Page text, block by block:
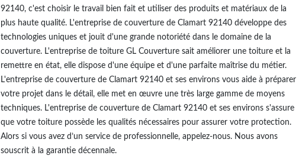
92140, c'est choisir le travail bien fait et utiliser des produits et matériaux de la
plus haute qualité. L'entreprise de couverture de Clamart 92140 développe des
technologies uniques et jouit d'une grande notoriété dans le domaine de la
couverture. L'entreprise de toiture GL Couverture sait améliorer une toiture et la
remettre en état, elle dispose d'une équipe et d'une parfaite maîtrise du métier.
L'entreprise de couverture de Clamart 92140 et ses environs vous aide à préparer
votre projet dans le détail, elle met en œuvre une très large gamme de moyens
techniques. L'entreprise de couverture de Clamart 92140 et ses environs s'assure
que votre toiture possède les qualités nécessaires pour assurer votre protection.
Alors si vous avez d’un service de professionnelle, appelez-nous. Nous avons
souscrit à la garantie décennale.